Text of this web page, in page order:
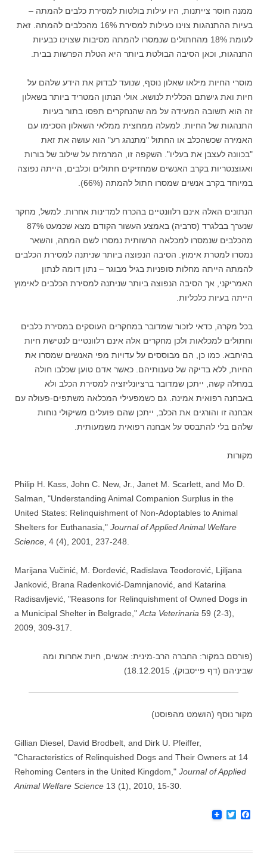
ממנה חוסר צייתנות, היו עילות בולטות למסירת כלבים להמתה –
בעיות ההתנהגות צוינו כעילות למסירת 16% מהכלבים להמתה. זאת
לעומת 18% מהחתולים שנמסרו להמתה מסיבות שצוינו כבעיות
התנהגות, וכאן הסיבה הבולטת ביותר היא הטלת הפרשות בבית.
מוסרי החיות מילאו שאלון נוסף, שנועד לבדוק את הידע שלהם על
חיות ואת גישתם הכללית לנושא. אולי הנתון המטריד ביותר בשאלון
זה הוא תשובה המעידה על מה שהנחקרים תפסו בתור בעיות
התנהגות של החיות. למעלה ממחצית ממלאי השאלון הסכימו עם
האמירה שכשהכלב או החתול "מתנהג רע" הוא עושה את זאת
"בכוונה לעצבן את בעליו". השקפה זו, המרמזת על שילוב של בורות
ואגוצנטריות בקרב האנשים שמחזיקים חתולים וכלבים, הייתה נפוצה
במיוחד בקרב אנשים שמסרו חתול להמתה (66%).
הנתונים האלה אינם רלוונטיים בהכרח למדינות אחרות. למשל, מחקר
שנערך בבלגרד (סרביה) באמצע העשור הקודם מצא שכמעט 87%
מהכלבים שנמסרו למכלאה הרשותית נמסרו לשם המתה, והשאר
נמסרו למטרת אימוץ. הסיבה הנפוצה ביותר שניתנה למסירת הכלבים
להמתה הייתה מחלות סופניות בגיל מבוגר – נתון דומה לנתון
האמריקני, אך הסיבה הנפוצה ביותר שניתנה למסירת הכלבים לאימוץ
הייתה בעיות כלכליות.
בכל מקרה, כדאי לזכור שמדובר במחקרים העוסקים במסירת כלבים
וחתולים למכלאות ולכן מחקרים אלה אינם רלוונטיים לנטישת חיות
בהיחבא. כמו כן, הם מבוססים על עדויות מפי האנשים שמסרו את
החיות, ללא בדיקה של טענותיהם. כאשר אדם טוען שכלבו חולה
במחלה קשה, ייתכן שמדובר ברציונליזציה למסירת הכלב ולא
באבחנה רפואית אמינה. גם כשמפעילי המכלאה משתפים-פעולה עם
אבחנה זו והורגים את הכלב, ייתכן שהם פועלים משיקולי נוחות
שלהם בלי להתבסס על אבחנה רפואית משמעותית.
מקורות
Philip H. Kass, John C. New, Jr., Janet M. Scarlett, and Mo D.
Salman, "Understanding Animal Companion Surplus in the
United States: Relinquishment of Non-Adoptables to Animal
Shelters for Euthanasia," Journal of Applied Animal Welfare
Science, 4 (4), 2001, 237-248.
Marijana Vučinić, M. Đorđević, Radislava Teodorović, Ljiljana
Janković, Brana Radenković-Damnjanović, and Katarina
Radisavljević, "Reasons for Relinquishment of Owned Dogs in
a Municipal Shelter in Belgrade,"Acta Veterinaria 59 (2-3),
2009, 309-317.
(פורסם במקור: החברה הרב-מינית: אנשים, חיות אחרות ומה
שביניהם (דף פייסבוק), 18.12.2015)
מקור נוסף (הושמט מהפוסט)
Gillian Diesel, David Brodbelt, and Dirk U. Pfeiffer,
"Characteristics of Relinquished Dogs and Their Owners at 14
Rehoming Centers in the United Kingdom," Journal of Applied
Animal Welfare Science 13 (1), 2010, 15-30.
F
T